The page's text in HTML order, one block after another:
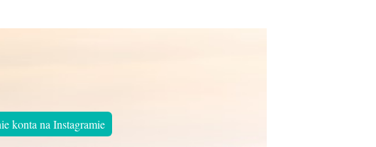
konta na Instagramie